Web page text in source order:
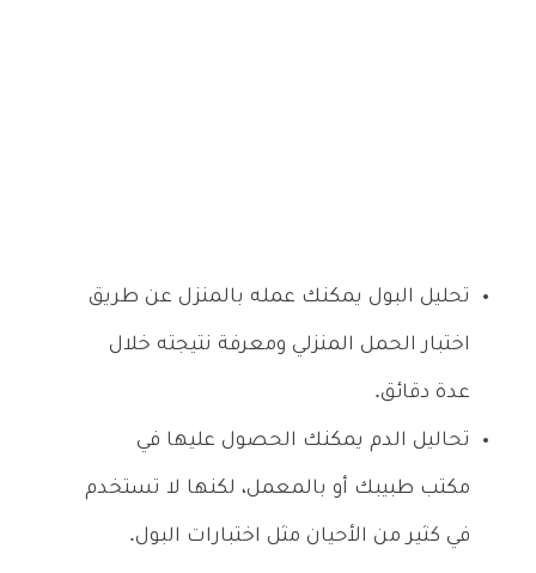
تحليل البول يمكنك عمله بالمنزل عن طريق
اختبار الحمل المنزلي ومعرفة نتيجته خلال
عدة دقائق.
تحاليل الدم يمكنك الحصول عليها في
مكتب طبيبك أو بالمعمل، لكنها لا تستخدم
في كثير من الأحيان مثل اختبارات البول.